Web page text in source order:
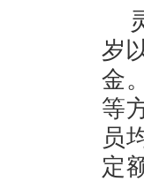
岁
金
等
员
定